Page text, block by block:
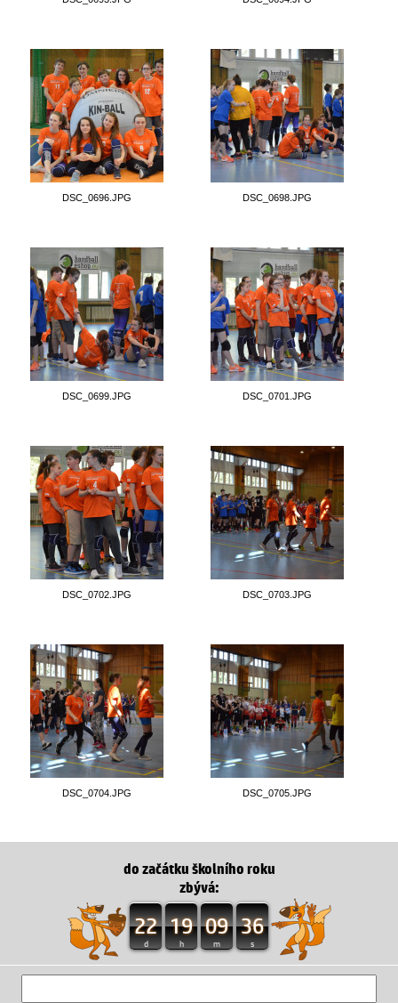
DSC_0696.JPG DSC_0698.JPG
DSC_0699.JPG DSC_0701.JPG
DSC_0702.JPG DSC_0703.JPG
DSC_0704.JPG DSC_0705.JPG
do začátku školního roku
zbývá:
22
d
19
h
09
m
35
s